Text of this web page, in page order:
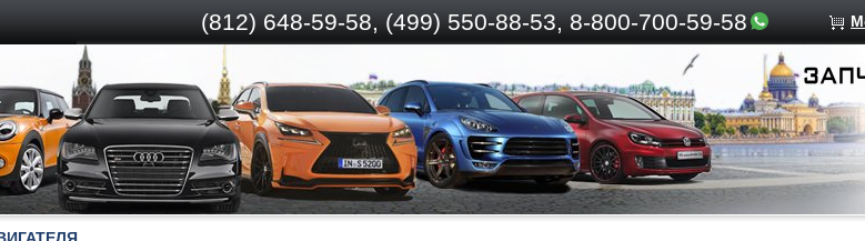
(812) 648-59-58, (499) 550-88-53, 8-800-700-59-58